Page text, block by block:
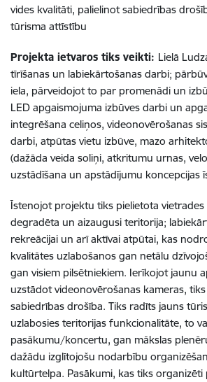
vides kvalitāti, palielinot sabiedrības
tūrisma attīstību
Projekta ietvaros tiks veikti: Lielā
tīrīšanas un labiekārtošanas darbi;
iela, pārveidojot to par promenādi un
LED apgaismojuma izbūves darbi un
integrēšana celiņos, videonovērošanas
darbi, atpūtas vietu izbūve, mazo
(dažāda veida soliņi, atkritumu urnas,
uzstādīšana un apstādījumu koncepcijas
Īstenojot projektu tiks pielietota vietrades
degradēta un aizaugusi teritorija;
rekreācijai un arī aktīvai atpūtai, kas
kvalitātes uzlabošanos gan netālu
gan visiem pilsētniekiem. Ierīkojot jaunu
uzstādot videonovērošanas kameras,
sabiedrības drošība. Tiks radīts jauns
uzlabosies teritorijas funkcionalitāte, to
pasākumu/koncertu, gan mākslas
dažādu izglītojošu nodarbību
kultūrtelpa. Pasākumi, kas tiks